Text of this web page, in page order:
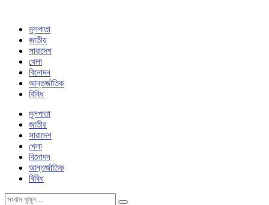
মূলপাতা
জাতীয়
সারাদেশ
খেলা
বিনোদন
আন্তর্জাতিক
বিবিধ
মূলপাতা
জাতীয়
সারাদেশ
খেলা
বিনোদন
আন্তর্জাতিক
বিবিধ